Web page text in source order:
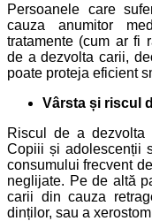
Persoanele care
cauza anumitor
tratamente (cum ar fi
de a dezvolta carii,
poate proteja eficient
Vârsta și riscul
Riscul de a
Copiii și adolescenții
consumului frecvent
neglijate. Pe de altă
carii din cauza
dinților, sau a